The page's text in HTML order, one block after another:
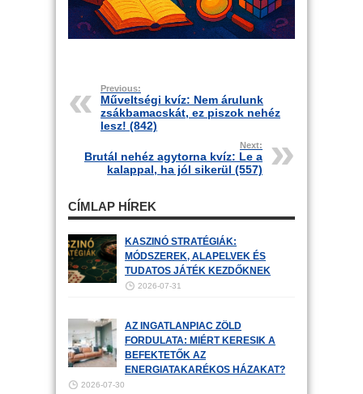
Previous:
Műveltségi kvíz: Nem árulunk
zsákbamacskát, ez piszok nehéz
lesz! (842)
Next:
Brutál nehéz agytorna kvíz: Le a
kalappal, ha jól sikerül (557)
CÍMLAP HÍREK
KASZINÓ STRATÉGIÁK:
MÓDSZEREK, ALAPELVEK ÉS
TUDATOS JÁTÉK KEZDŐKNEK
2026-07-31
AZ INGATLANPIAC ZÖLD
FORDULATA: MIÉRT KERESIK A
BEFEKTETŐK AZ
ENERGIATAKARÉKOS HÁZAKAT?
2026-07-30